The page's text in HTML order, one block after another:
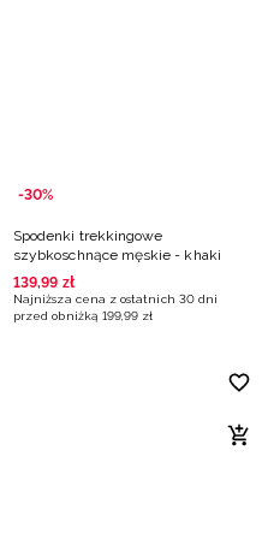
-30%
Spodenki trekkingowe
szybkoschnące męskie - khaki
139,99 zł
Najniższa cena z ostatnich 30 dni
przed obniżką 199,99 zł